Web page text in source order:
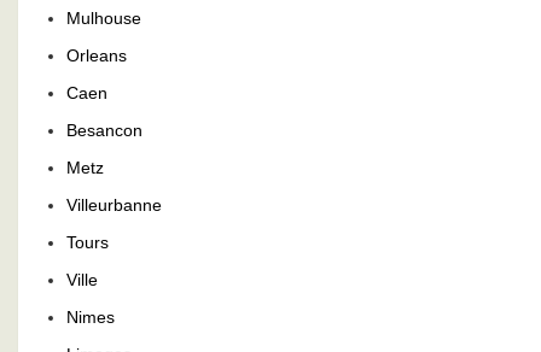
Mulhouse
Orleans
Caen
Besancon
Metz
Villeurbanne
Tours
Ville
Nimes